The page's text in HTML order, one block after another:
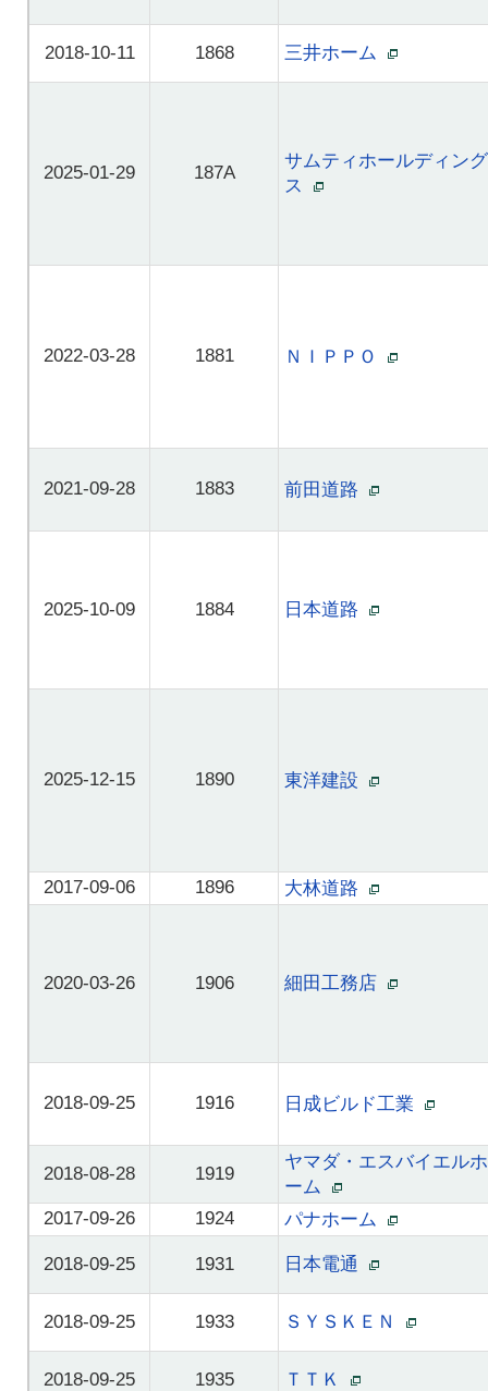
2018-10-11 1868 三井ホーム
2025-01-29 187A
サムティホールディング
ス
2022-03-28 1881 ＮＩＰＰＯ
2021-09-28 1883 前田道路
2025-10-09 1884 日本道路
2025-12-15 1890 東洋建設
2017-09-06 1896 大林道路
2020-03-26 1906 細田工務店
2018-09-25 1916 日成ビルド工業
2018-08-28 1919
ヤマダ・エスバイエルホ
ーム
2017-09-26
1924 パナホーム
2018-09-25 1931 日本電通
2018-09-25 1933 ＳＹＳＫＥＮ
2018-09-25 1935 ＴＴＫ